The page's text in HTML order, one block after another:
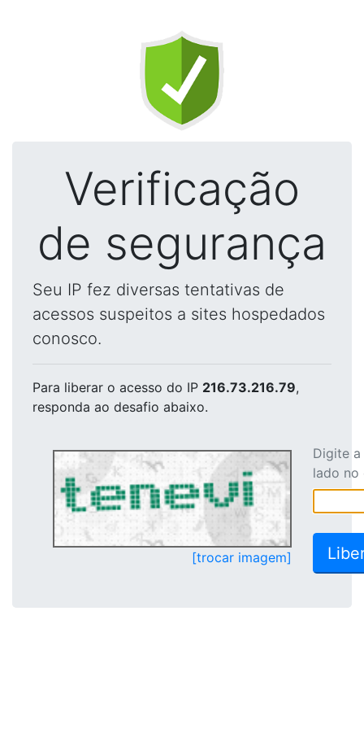
Verificação
de segurança
Seu IP fez diversas tentativas de
acessos suspeitos a sites hospedados
conosco.
Para liberar o acesso do IP 216.73.216.79,
responda ao desafio abaixo.
[trocar imagem]
Digite
lado no